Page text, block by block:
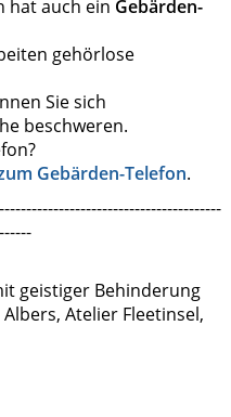
hat auch ein Gebärden-
gehörlose
Sie sich
beschweren.
Gebärden-Telefon.
geistiger Behinderung
Atelier Fleetinsel,